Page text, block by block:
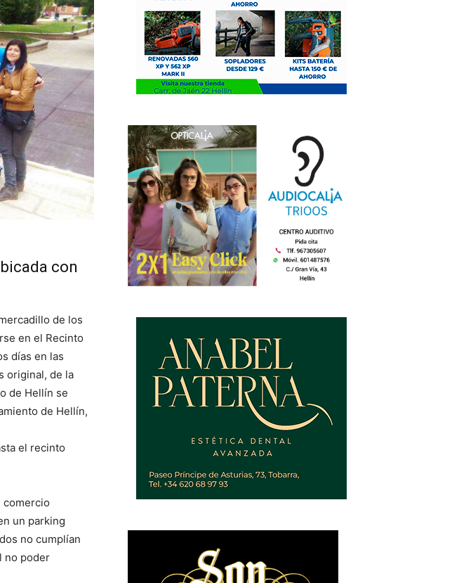
con
de los
en el Recinto
días en las
original, de la
de Hellín se
de Hellín,
el recinto
comercio
un parking
no cumplían
no poder